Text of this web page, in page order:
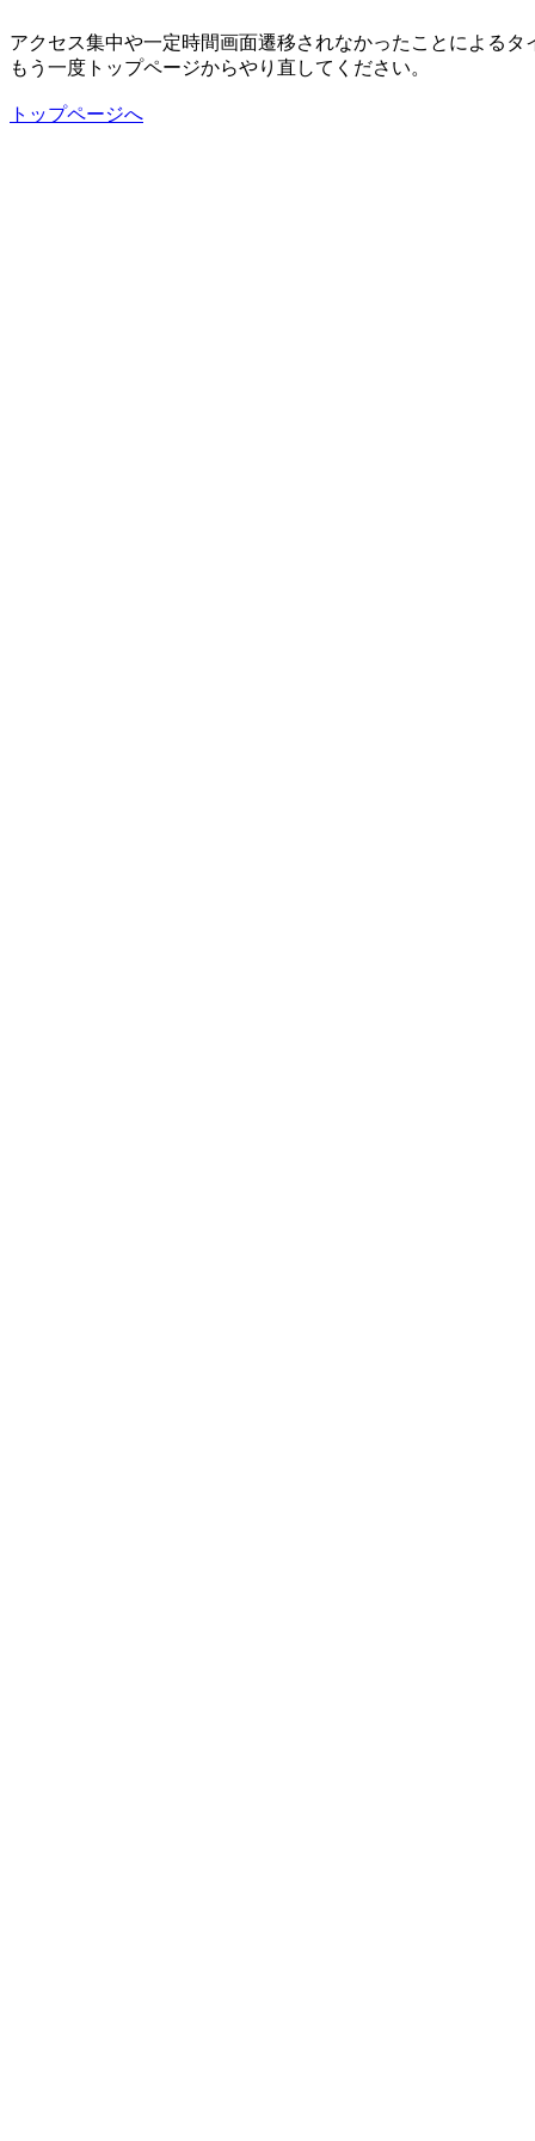
アクセス集中や一定時間画面遷移されなかったことによる
もう一度トップページからやり直してください。
トップページへ